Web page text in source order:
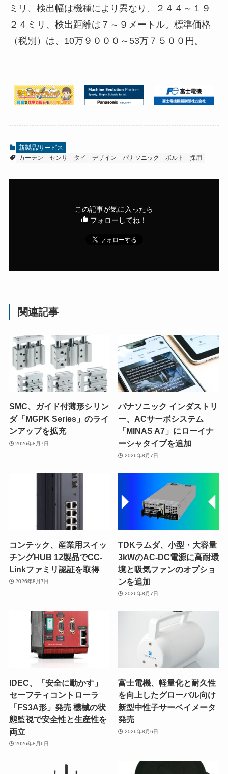
ミリ、検出幅は機種により異なり、２４４～１９
２４ミリ、検出距離は７～９メートル。標準価格
（税別）は、10万９０００～53万７５００円。
新製品/サービス
カーテン
センサ タイ デザイン パナソニック ボルト 採用
この記事が気に入ったら
フォローしてね！
関連記事
SMC、ガイド付薄形シリン
ダ「MGPK Series」のライ
ンアップを拡充
2026年8月7日
パナソニック インダストリ
ー、ACサーボシステム
「MINAS A7」にローイナ
ーシャタイプを追加
2026年8月7日
コンテック、産業用スイッ
チングHUB 12製品でCC-
Linkファミリ認証を取得
2026年8月7日
TDKラムダ、小型・大容量
3kWのAC-DC電源に高耐環
境と吸気ファンのオプショ
ンを追加
2026年8月7日
IDEC、「安全に動かす」
セーフティコントローラ
「FS3A形」発売 機械の状
態監視で安全性と生産性を
両立
2026年8月6日
富士電機、軽量化と耐久性
を向上したグローバル向け
新型中性子サーベイメータ
発売
2026年8月6日